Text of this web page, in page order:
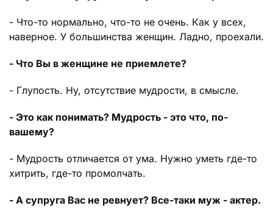
- Что-то нормально, что-то не очень. Как у всех,
наверное. У большинства женщин. Ладно, проехали.
- Что Вы в женщине не приемлете?
- Глупость. Ну, отсутствие мудрости, в смысле.
- Это как понимать? Мудрость - это что, по-
вашему?
- Мудрость отличается от ума. Нужно уметь где-то
хитрить, где-то промолчать.
- А супруга Вас не ревнует? Все-таки муж - актер.